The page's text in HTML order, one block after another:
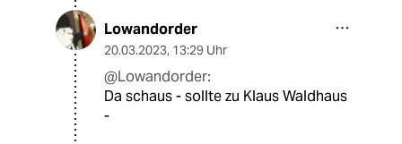
Lowandorder
20.03.2023, 13:29 Uhr
@Lowandorder:
Da schaus - sollte zu Klaus Waldhaus
-